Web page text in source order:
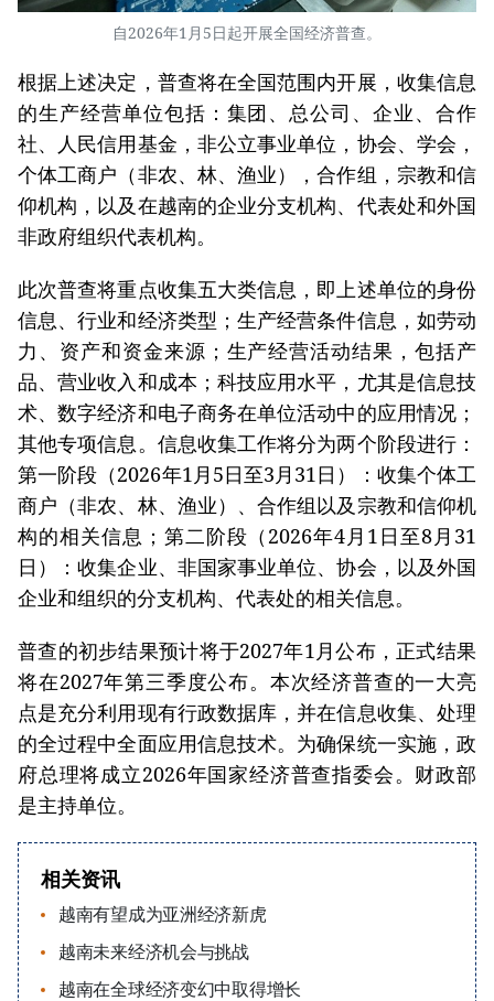
自2026年1月5日起开展全国经济普查。
根据上述决定，普查将在全国范围内开展，收集信息
的生产经营单位包括：集团、总公司、企业、合作
社、人民信用基金，非公立事业单位，协会、学会，
个体工商户（非农、林、渔业），合作组，宗教和信
仰机构，以及在越南的企业分支机构、代表处和外国
非政府组织代表机构。
此次普查将重点收集五大类信息，即上述单位的身份
信息、行业和经济类型；生产经营条件信息，如劳动
力、资产和资金来源；生产经营活动结果，包括产
品、营业收入和成本；科技应用水平，尤其是信息技
术、数字经济和电子商务在单位活动中的应用情况；
其他专项信息。信息收集工作将分为两个阶段进行：
第一阶段（2026年1月5日至3月31日）：收集个体工
商户（非农、林、渔业）、合作组以及宗教和信仰机
构的相关信息；第二阶段（2026年4月1日至8月31
日）：收集企业、非国家事业单位、协会，以及外国
企业和组织的分支机构、代表处的相关信息。
普查的初步结果预计将于2027年1月公布，正式结果
将在2027年第三季度公布。本次经济普查的一大亮
点是充分利用现有行政数据库，并在信息收集、处理
的全过程中全面应用信息技术。为确保统一实施，政
府总理将成立2026年国家经济普查指委会。财政部
是主持单位。
相关资讯
越南有望成为亚洲经济新虎
越南未来经济机会与挑战
越南在全球经济变幻中取得增长